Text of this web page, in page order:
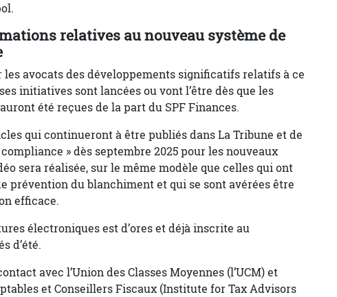
relatives au nouveau système de
les avocats des développements significatifs relatifs à ce
initiatives sont lancées ou vont l’être dès que les
été reçues de la part du SPF Finances.
qui continueront à être publiés dans La Tribune et de
» dès septembre 2025 pour les nouveaux
sera réalisée, sur le même modèle que celles qui ont
prévention du blanchiment et qui se sont avérées être
efficace.
électroniques est d’ores et déjà inscrite au
d’été.
avec l’Union des Classes Moyennes (l’UCM) et
et Conseillers Fiscaux (Institute for Tax Advisors